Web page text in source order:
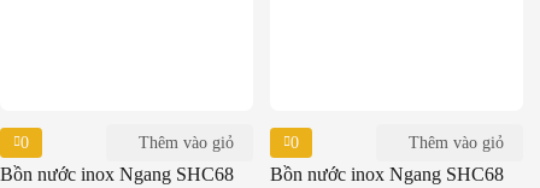
0 Thêm vào giỏ
Bồn nước inox Ngang SHC68
0 Thêm vào giỏ
Bồn nước inox Ngang SHC68